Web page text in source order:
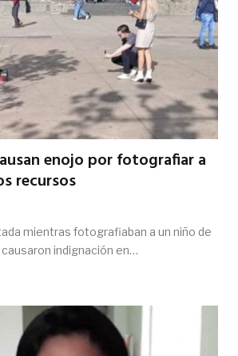
enojo por fotografiar a
recursos
mientras fotografiaban a un niño de
indignación en…